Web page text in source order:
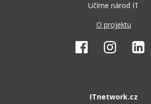
Učíme národ IT
O projektu
ITnetwork.cz